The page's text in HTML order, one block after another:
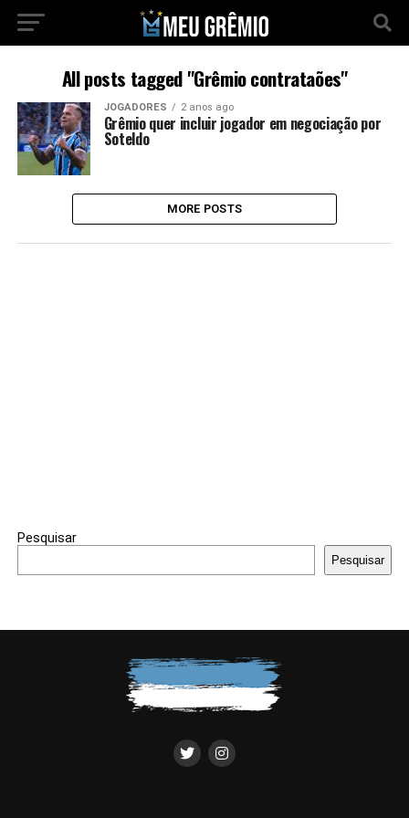
All posts tagged "Grêmio contrataões"
JOGADORES 2 anos ago
Grêmio quer incluir jogador em negociação por
Soteldo
MORE POSTS
Pesquisar
Pesquisar